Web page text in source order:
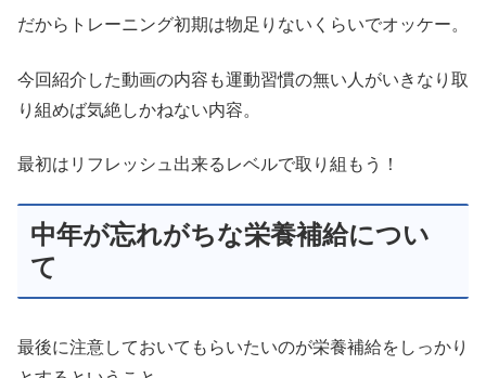
だからトレーニング初期は物足りないくらいでオッケー。
今回紹介した動画の内容も運動習慣の無い人がいきなり取
り組めば気絶しかねない内容。
最初はリフレッシュ出来るレベルで取り組もう！
中年が忘れがちな栄養補給につい
て
最後に注意しておいてもらいたいのが栄養補給をしっかり